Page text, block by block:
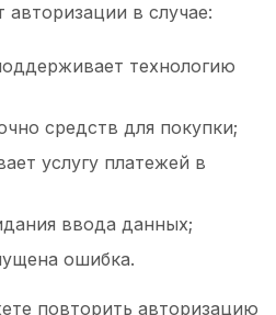
авторизации в случае:
технологию
средств для покупки;
услугу платежей в
ввода данных;
ошибка.
повторить авторизацию